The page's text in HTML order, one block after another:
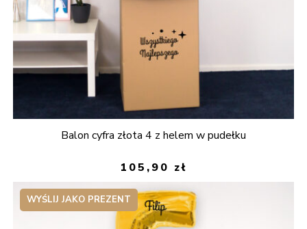
Balon cyfra złota 4 z helem w pudełku
105,90 zł
WYŚLIJ JAKO PREZENT